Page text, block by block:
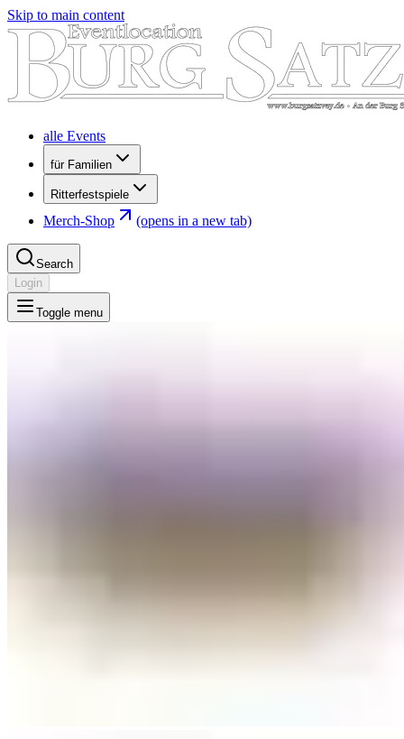
Skip to main content
alle Events
für Familien
Ritterfestspiele
Merch-Shop (opens in a new tab)
Search
Login
Toggle menu